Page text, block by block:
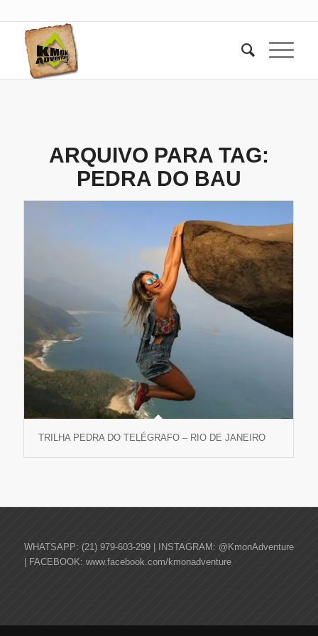
ARQUIVO PARA TAG:
PEDRA DO BAU
TRILHA PEDRA DO TELÉGRAFO – RIO DE JANEIRO
WHATSAPP: (21) 979-603-299 | INSTAGRAM: @KmonAdventure
| FACEBOOK: www.facebook.com/kmonadventure